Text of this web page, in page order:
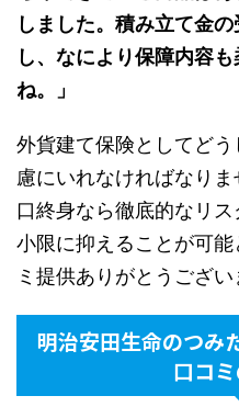
しました。積み立て金
し、なにより保障内容
ね。」
外貨建て保険としてど
慮にいれなければなり
口終身なら徹底的なリ
小限に抑えることが可
ミ提供ありがとうござい
明治安田生命のつみ
口コ